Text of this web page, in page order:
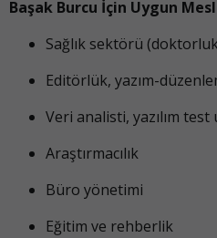
Başak Burcu İçin Uygun
Sağlık sektörü
Editörlük, yazım-
Veri analisti, yazılım test
Araştırmacılık
Büro yönetimi
Eğitim ve rehberlik